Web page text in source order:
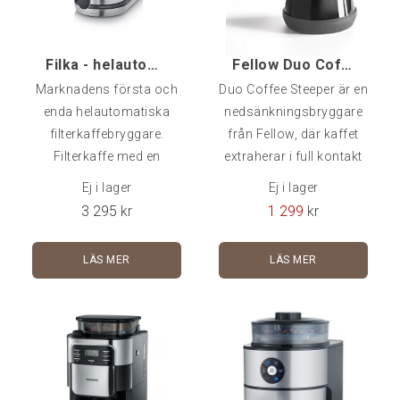
bryggtips: 1. Koka v
Filka - helautomatisk filterkaffebryggare, Termosk
Marknadens första och
enda helautomatiska
filterkaffebryggare.
Filterkaffe med en
knapptryckning!
Ej i lager
3 295 kr
LÄS MER
Fellow Duo Coffee Steeper, Deep Blue
Duo Coffee Steeper är en
nedsänkningsbryggare
från Fellow, där kaffet
extraherar i full kontakt
med vattnet för attt sedan
kaffet en ren och härlig
karaktär. Finns även i rött
utförandeKapacitet: ca
700 mlLätt att rengöra
Ej i lager
1 299 kr
LÄS MER